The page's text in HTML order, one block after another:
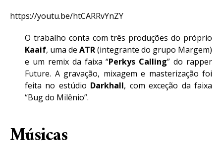
https://youtu.be/htCARRvYnZY
O trabalho conta com três produções do próprio
Kaaif, uma de ATR(integrante do grupo Margem)
e um remix da faixa “Perkys Calling” do rapper
Future. A gravação, mixagem e masterização foi
feita no estúdio Darkhall, com exceção da faixa
“Bug do Milênio”.
Músicas